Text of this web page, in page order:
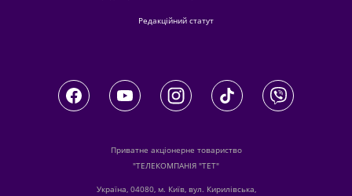
Редакційний статут
Приватне акціонерне товариство
"ТЕЛЕКОМПАНІЯ "ТЕТ"
Україна, 04080, м. Київ, вул. Кирилівська,